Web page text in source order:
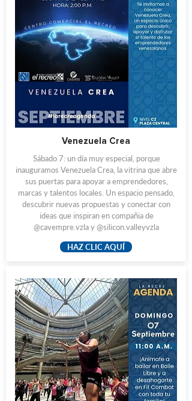
Venezuela Crea
Sábado 7: un día muy especial, porque
inauguramos Venezuela Crea, la vitrina que abre
sus puertas para apoyar a emprendedores,
marcas y talentos locales. Un espacio pensado,
descubrir nuevas propuestas y conectar con
ideas que inspiran en compañia de
@cavempre.vzla y @silicon.valleyvzla
HAZ CLIC AQUÍ